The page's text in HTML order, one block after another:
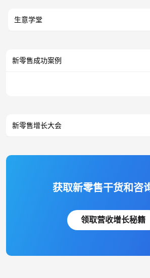
生意学堂
新零售成功案例
新零售增长大会
获取新零售干货和咨
领取营收增长秘籍